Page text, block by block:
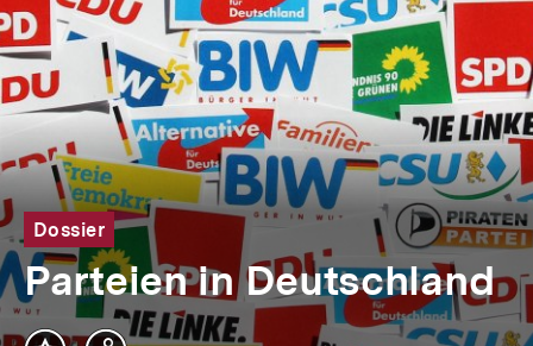
Dossier
Parteien in Deutschland